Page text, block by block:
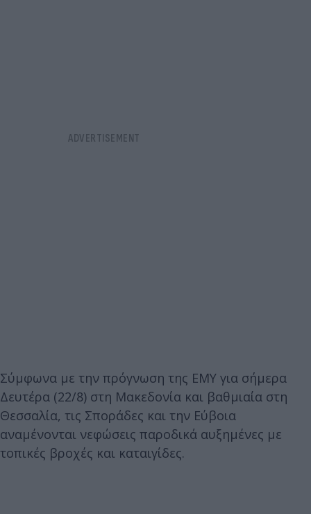
Σύμφωνα με την πρόγνωση της ΕΜΥ για σήμερα
Δευτέρα (22/8) στη Μακεδονία και βαθμιαία στη
Θεσσαλία, τις Σποράδες και την Εύβοια
αναμένονται νεφώσεις παροδικά αυξημένες με
τοπικές βροχές και καταιγίδες.